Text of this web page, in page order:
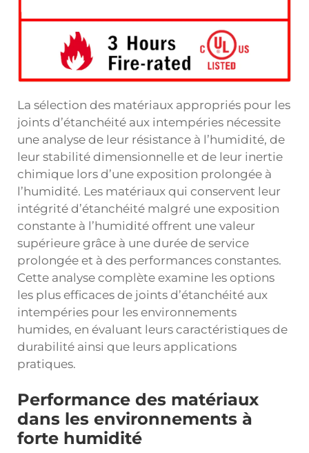
La sélection des matériaux appropriés pour les
joints d’étanchéité aux intempéries nécessite
une analyse de leur résistance à l’humidité, de
leur stabilité dimensionnelle et de leur inertie
chimique lors d’une exposition prolongée à
l’humidité. Les matériaux qui conservent leur
intégrité d’étanchéité malgré une exposition
constante à l’humidité offrent une valeur
supérieure grâce à une durée de service
prolongée et à des performances constantes.
Cette analyse complète examine les options
les plus efficaces de joints d’étanchéité aux
intempéries pour les environnements
humides, en évaluant leurs caractéristiques de
durabilité ainsi que leurs applications
pratiques.
Performance des matériaux
dans les environnements à
forte humidité